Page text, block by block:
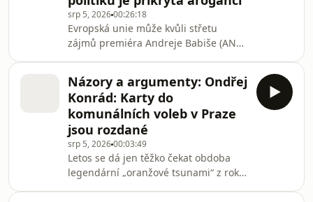
Platformy pro sociální bydlení. „To ale
neznamená, že tyto domácnosti už
nejsou zranitelné. Navíc je možné, že
část z nich pouze nebyla schopná
projít
srp 5, 202600:26:18
Evropská unie může kvůli střetu
zájmů premiéra Andreje Babiše (ANO)
Pavel Telička, někdejší eurokomisař a
jeden z bývalých člen ANO. Dotace by
pak platili čeští občané. A hrozí prý i
pokuty. Dění kolem premiéra podle
něj přikrývají i koaliční strany,
Motoristé a SPD. „Položil bych si
otázku, jak je vůbec možné, že v této
zemi stále s
Názory a argumenty: Ondřej
Konrád: Karty do
komunálních voleb v Praze
jsou rozdané
srp 5, 202600:03:49
Letos se dá jen těžko čekat obdoba
legendární „oranžové tsunami“ z roku